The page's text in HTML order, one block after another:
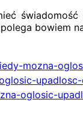
bowiem
mozna-
oglosic-